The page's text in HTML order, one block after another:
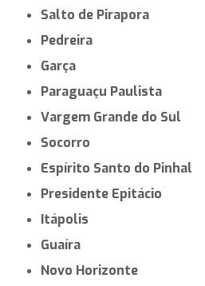
Salto de Pirapora
Pedreira
Garça
Paraguaçu Paulista
Vargem Grande do Sul
Socorro
Espírito Santo do Pinhal
Presidente Epitácio
Itápolis
Guaíra
Novo Horizonte